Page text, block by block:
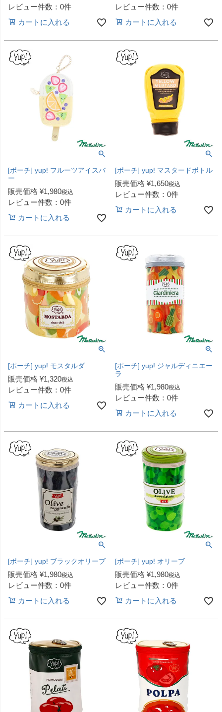
レビュー件数：0件
カートに入れる
レビュー件数：0件
カートに入れる
[ポーチ] yup! フルーツアイスバ
ー
販売価格 ¥1,980税込
レビュー件数：0件
カートに入れる
[ポーチ] yup! マスタードボトル
販売価格 ¥1,650税込
レビュー件数：0件
カートに入れる
[ポーチ] yup! モスタルダ
販売価格 ¥1,320税込
レビュー件数：0件
カートに入れる
[ポーチ] yup! ジャルディニエー
ラ
販売価格 ¥1,980税込
レビュー件数：0件
カートに入れる
[ポーチ] yup! ブラックオリーブ
販売価格 ¥1,980税込
レビュー件数：0件
カートに入れる
[ポーチ] yup! オリーブ
販売価格 ¥1,980税込
レビュー件数：0件
カートに入れる